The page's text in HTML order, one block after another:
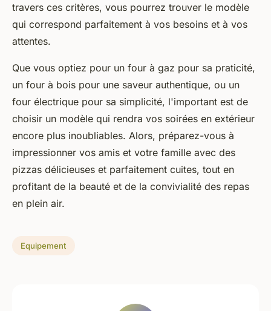
travers ces critères, vous pourrez trouver le modèle
qui correspond parfaitement à vos besoins et à vos
attentes.
Que vous optiez pour un four à gaz pour sa praticité,
un four à bois pour une saveur authentique, ou un
four électrique pour sa simplicité, l'important est de
choisir un modèle qui rendra vos soirées en extérieur
encore plus inoubliables. Alors, préparez-vous à
impressionner vos amis et votre famille avec des
pizzas délicieuses et parfaitement cuites, tout en
profitant de la beauté et de la convivialité des repas
en plein air.
Equipement